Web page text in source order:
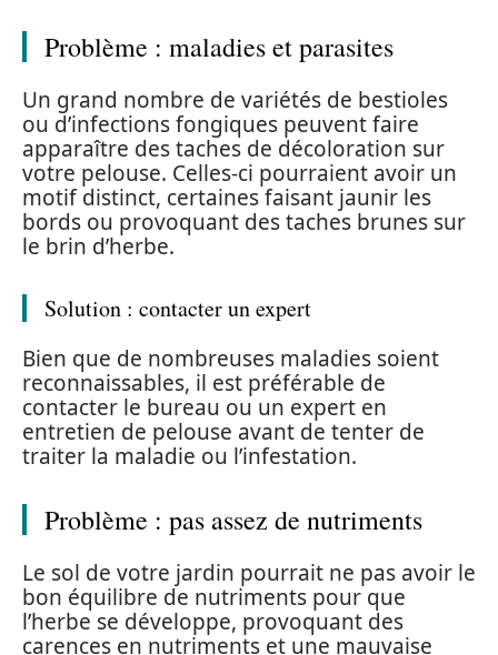
Problème : maladies et parasites
Un grand nombre de variétés de bestioles
ou d’infections fongiques peuvent faire
apparaître des taches de décoloration sur
votre pelouse. Celles-ci pourraient avoir un
motif distinct, certaines faisant jaunir les
bords ou provoquant des taches brunes sur
le brin d’herbe.
Solution : contacter un expert
Bien que de nombreuses maladies soient
reconnaissables, il est préférable de
contacter le bureau ou un expert en
entretien de pelouse avant de tenter de
traiter la maladie ou l’infestation.
Problème : pas assez de nutriments
Le sol de votre jardin pourrait ne pas avoir le
bon équilibre de nutriments pour que
l’herbe se développe, provoquant des
carences en nutriments et une mauvaise